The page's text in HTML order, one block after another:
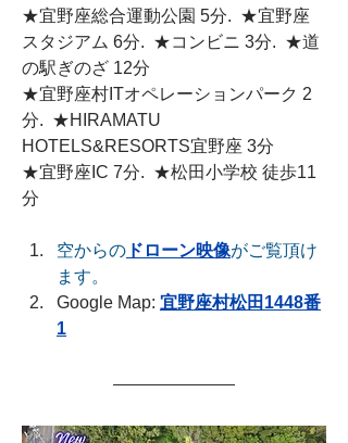
★宜野座総合運動公園 5分.  ★宜野座
スタジアム 6分.  ★コンビニ 3分.  ★道
の駅ぎのざ 12分
★宜野座村ITオペレーションパーク 2
分.  ★HIRAMATU
HOTELS&RESORTS宜野座 3分
★宜野座IC 7分.  ★松田小学校 徒歩11
分
空からの ドローン映像がご覧頂け
ます。
Google Map: 宜野座村松田 1448番
1